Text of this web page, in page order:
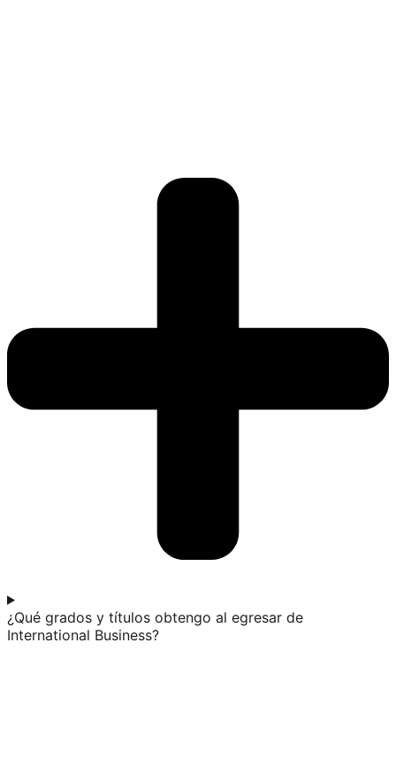
¿Qué grados y títulos obtengo al egresar de
International Business?